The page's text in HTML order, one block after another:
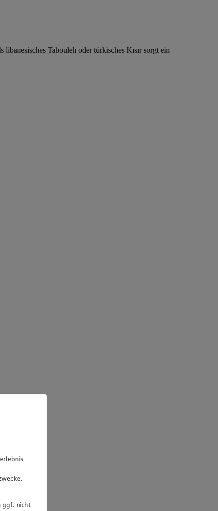
Tabouleh oder türkisches Kısır sorgt ein
ggf. nicht